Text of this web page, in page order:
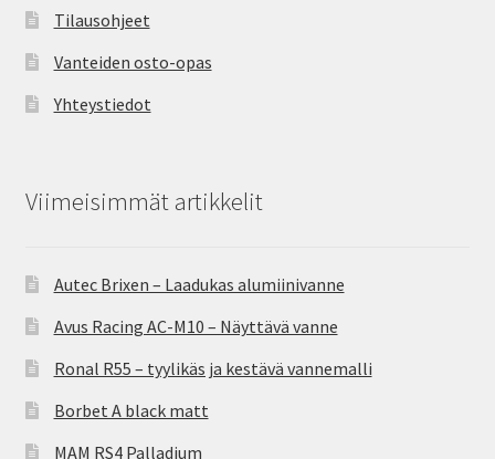
Tilausohjeet
Vanteiden osto-opas
Yhteystiedot
Viimeisimmät artikkelit
Autec Brixen – Laadukas alumiinivanne
Avus Racing AC-M10 – Näyttävä vanne
Ronal R55 – tyylikäs ja kestävä vannemalli
Borbet A black matt
MAM RS4 Palladium